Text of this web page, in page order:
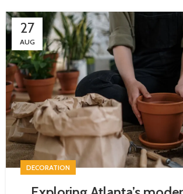
27
AUG
DECORATION